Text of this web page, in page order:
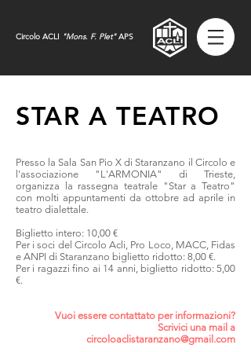
Circolo ACLI "Mons. F. Plet"APS
STAR A TEATRO
Presso la Sala San Pio X di Staranzano il Circolo e
l'associazione "L'ARMONIA" di Trieste,
organizza la rassegna teatrale "Star a Teatro"
con molti appuntamenti da ottobre ad aprile in
teatro dialettale.
Biglietto intero: 10,00 €
Per i soci del Circolo Acli, Pro Loco, MACC, Fidas
e ANPI di Staranzano biglietto ridotto: 8,00 €.
Per i ragazzi fino ai 14 anni, biglietto ridotto: 5,00
€.
Vuoi essere contattato per informazioni?
Scrivici una mail a
circoloaclistaranzano@gmail.com